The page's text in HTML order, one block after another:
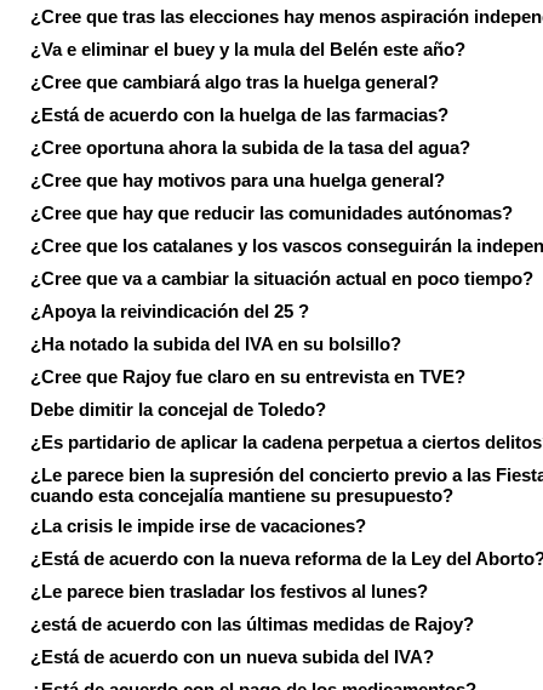
¿Cree que tras las elecciones hay menos aspiración
¿Va e eliminar el buey y la mula del Belén este año?
¿Cree que cambiará algo tras la huelga general?
¿Está de acuerdo con la huelga de las farmacias?
¿Cree oportuna ahora la subida de la tasa del agua?
¿Cree que hay motivos para una huelga general?
¿Cree que hay que reducir las comunidades autónomas?
¿Cree que los catalanes y los vascos conseguirán la
¿Cree que va a cambiar la situación actual en poco tiempo?
¿Apoya la reivindicación del 25 ?
¿Ha notado la subida del IVA en su bolsillo?
¿Cree que Rajoy fue claro en su entrevista en TVE?
Debe dimitir la concejal de Toledo?
¿Es partidario de aplicar la cadena perpetua a ciertos
¿Le parece bien la supresión del concierto previo a las
cuando esta concejalía mantiene su presupuesto?
¿La crisis le impide irse de vacaciones?
¿Está de acuerdo con la nueva reforma de la Ley del
¿Le parece bien trasladar los festivos al lunes?
¿está de acuerdo con las últimas medidas de Rajoy?
¿Está de acuerdo con un nueva subida del IVA?